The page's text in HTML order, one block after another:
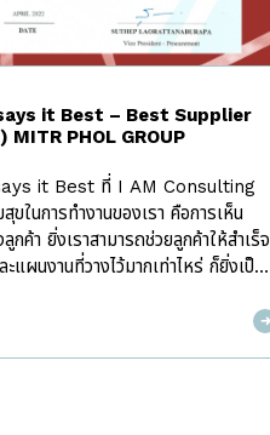
it Best – Best Supplier
MITR PHOL GROUP
it Best ที่ I AM Consulting
ขในการทำงานของเรา คือการเห็น
กค้า ยิ่งเราสามารถช่วยลูกค้าให้สำเร็จ
แผนงานที่วางไว้มากเท่าไหร่ ก็ยิ่งเป็น
ในทุกๆวัน นับเป็นเวลากว่า 8 ปี ที่กลุ่ม